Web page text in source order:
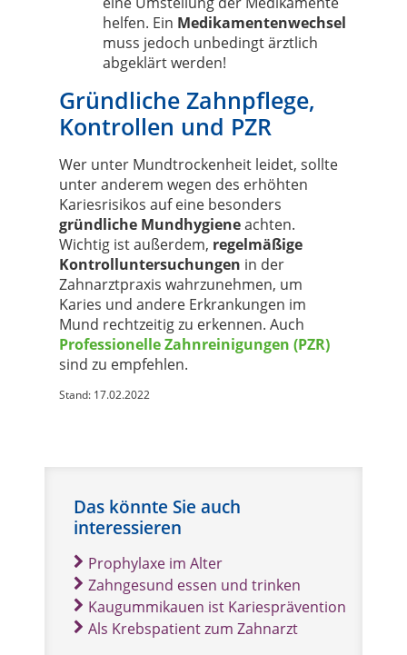
helfen. Ein Medikamentenwechsel
muss jedoch unbedingt ärztlich
abgeklärt werden!
Gründliche Zahnpflege,
Kontrollen und PZR
Wer unter Mundtrockenheit leidet, sollte
unter anderem wegen des erhöhten
Kariesrisikos auf eine besonders
gründliche Mundhygieneachten.
Wichtig ist außerdem, regelmäßige
Kontrolluntersuchungen in der
Zahnarztpraxis wahrzunehmen, um
Karies und andere Erkrankungen im
Mund rechtzeitig zu erkennen. Auch
Professionelle Zahnreinigungen (PZR)
sind zu empfehlen.
Stand: 17.02.2022
Das könnte Sie auch
interessieren
Prophylaxe im Alter
Zahngesund essen und trinken
Kaugummikauen ist Kariesprävention
Als Krebspatient zum Zahnarzt